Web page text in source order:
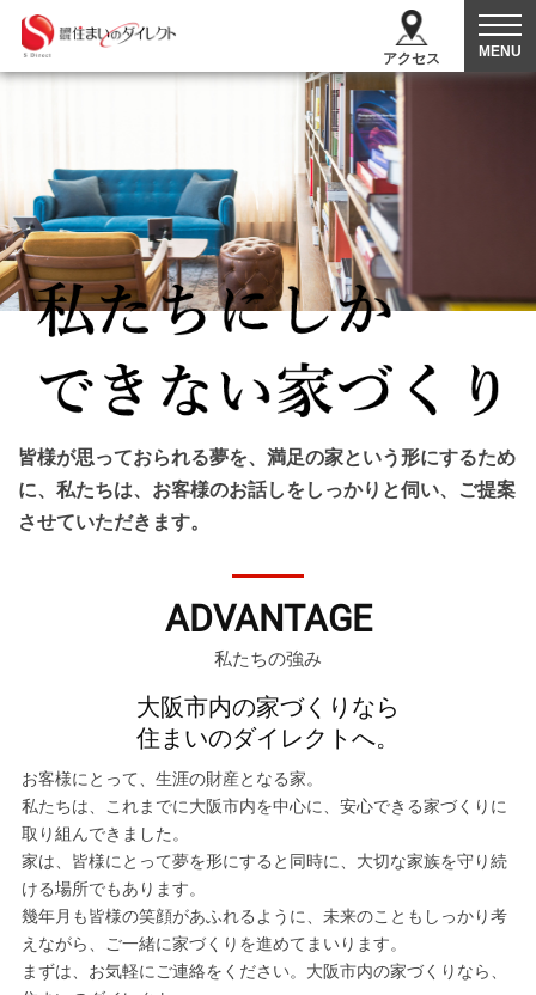
アクセス MENU
皆様が思っておられる夢を、満足の家という形にするため
に、 私たちは、お客様のお話しをしっかりと伺い、ご提案
させていただきます。
ADVANTAGE
私たちの強み
大阪市内の家づくりなら
住まいのダイレクトへ。
お客様にとって、生涯の財産となる家。
私たちは、これまでに大阪市内を中心に、安心できる家づくりに
取り組んできました。
家は、皆様にとって夢を形にすると同時に、大切な家族を守り続
ける場所でもあります。
幾年月も皆様の笑顔があふれるように、未来のこともしっかり考
えながら、
ご一緒に家づくりを進めてまいります。
まずは、お気軽にご連絡をください。大阪市内の家づくりなら、